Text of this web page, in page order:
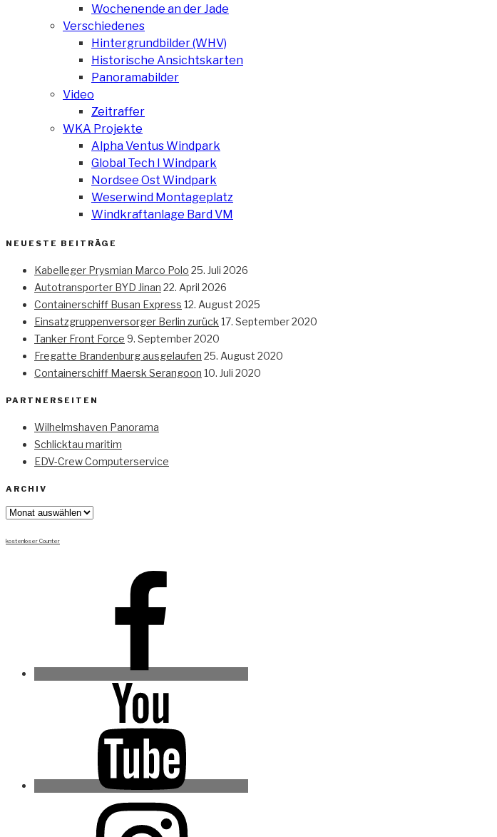
Wochenende an der Jade
Verschiedenes
Hintergrundbilder (WHV)
Historische Ansichtskarten
Panoramabilder
Video
Zeitraffer
WKA Projekte
Alpha Ventus Windpark
Global Tech I Windpark
Nordsee Ost Windpark
Weserwind Montageplatz
Windkraftanlage Bard VM
NEUESTE BEITRÄGE
Kabelleger Prysmian Marco Polo 25. Juli 2026
Autotransporter BYD Jinan 22. April 2026
Containerschiff Busan Express 12. August 2025
Einsatzgruppenversorger Berlin zurück 17. September 2020
Tanker Front Force 9. September 2020
Fregatte Brandenburg ausgelaufen 25. August 2020
Containerschiff Maersk Serangoon 10. Juli 2020
PARTNERSEITEN
Wilhelmshaven Panorama
Schlicktau maritim
EDV-Crew Computerservice
ARCHIV
Archiv
kostenloser Counter